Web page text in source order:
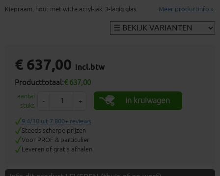
Kiepraam, hout met witte acryl-lak, 3-lagig glas Meer productinfo »
€ 637,00 incl.btw
Producttotaal:€ 637,00
aantal
stuks
- + In kruiwagen
9.4/10 uit 7.800+ reviews
Steeds scherpe prijzen
Voor PROF & particulier
Leveren of gratis afhalen